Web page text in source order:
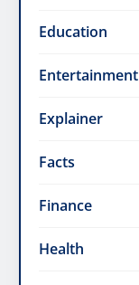
Education
Entertainment
Explainer
Facts
Finance
Health